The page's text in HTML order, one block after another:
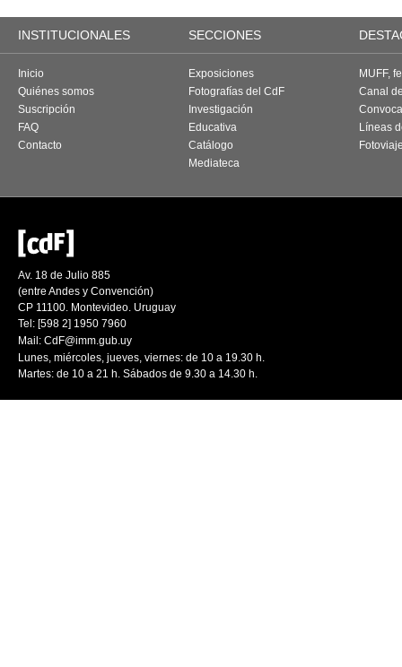
INSTITUCIONALES SECCIONES
Inicio
Quiénes somos
Suscripción
FAQ
Contacto
Exposiciones
Fotografías del CdF
Investigación
Educativa
Catálogo
Mediateca
MUFF,
Canal
Líneas
Av. 18 de Julio 885
(entre Andes y Convención)
CP 11100. Montevideo. Uruguay
Tel: [598 2] 1950 7960
Mail: CdF@imm.gub.uy
Lunes, miércoles, jueves, viernes: de 10 a 19.30 h.
Martes: de 10 a 21 h. Sábados de 9.30 a 14.30 h.